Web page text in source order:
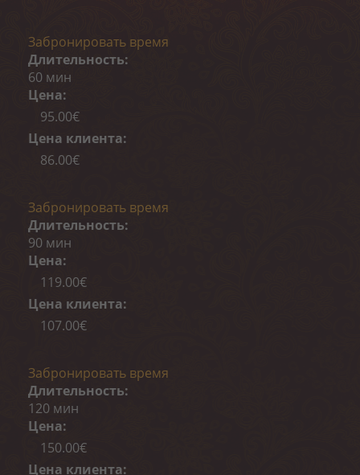
Забронировать время
Длительность:
60 мин
Цена:
95.00€
Цена клиента:
86.00€
Забронировать время
Длительность:
90 мин
Цена:
119.00€
Цена клиента:
107.00€
Забронировать время
Длительность:
120 мин
Цена:
150.00€
Цена клиента: